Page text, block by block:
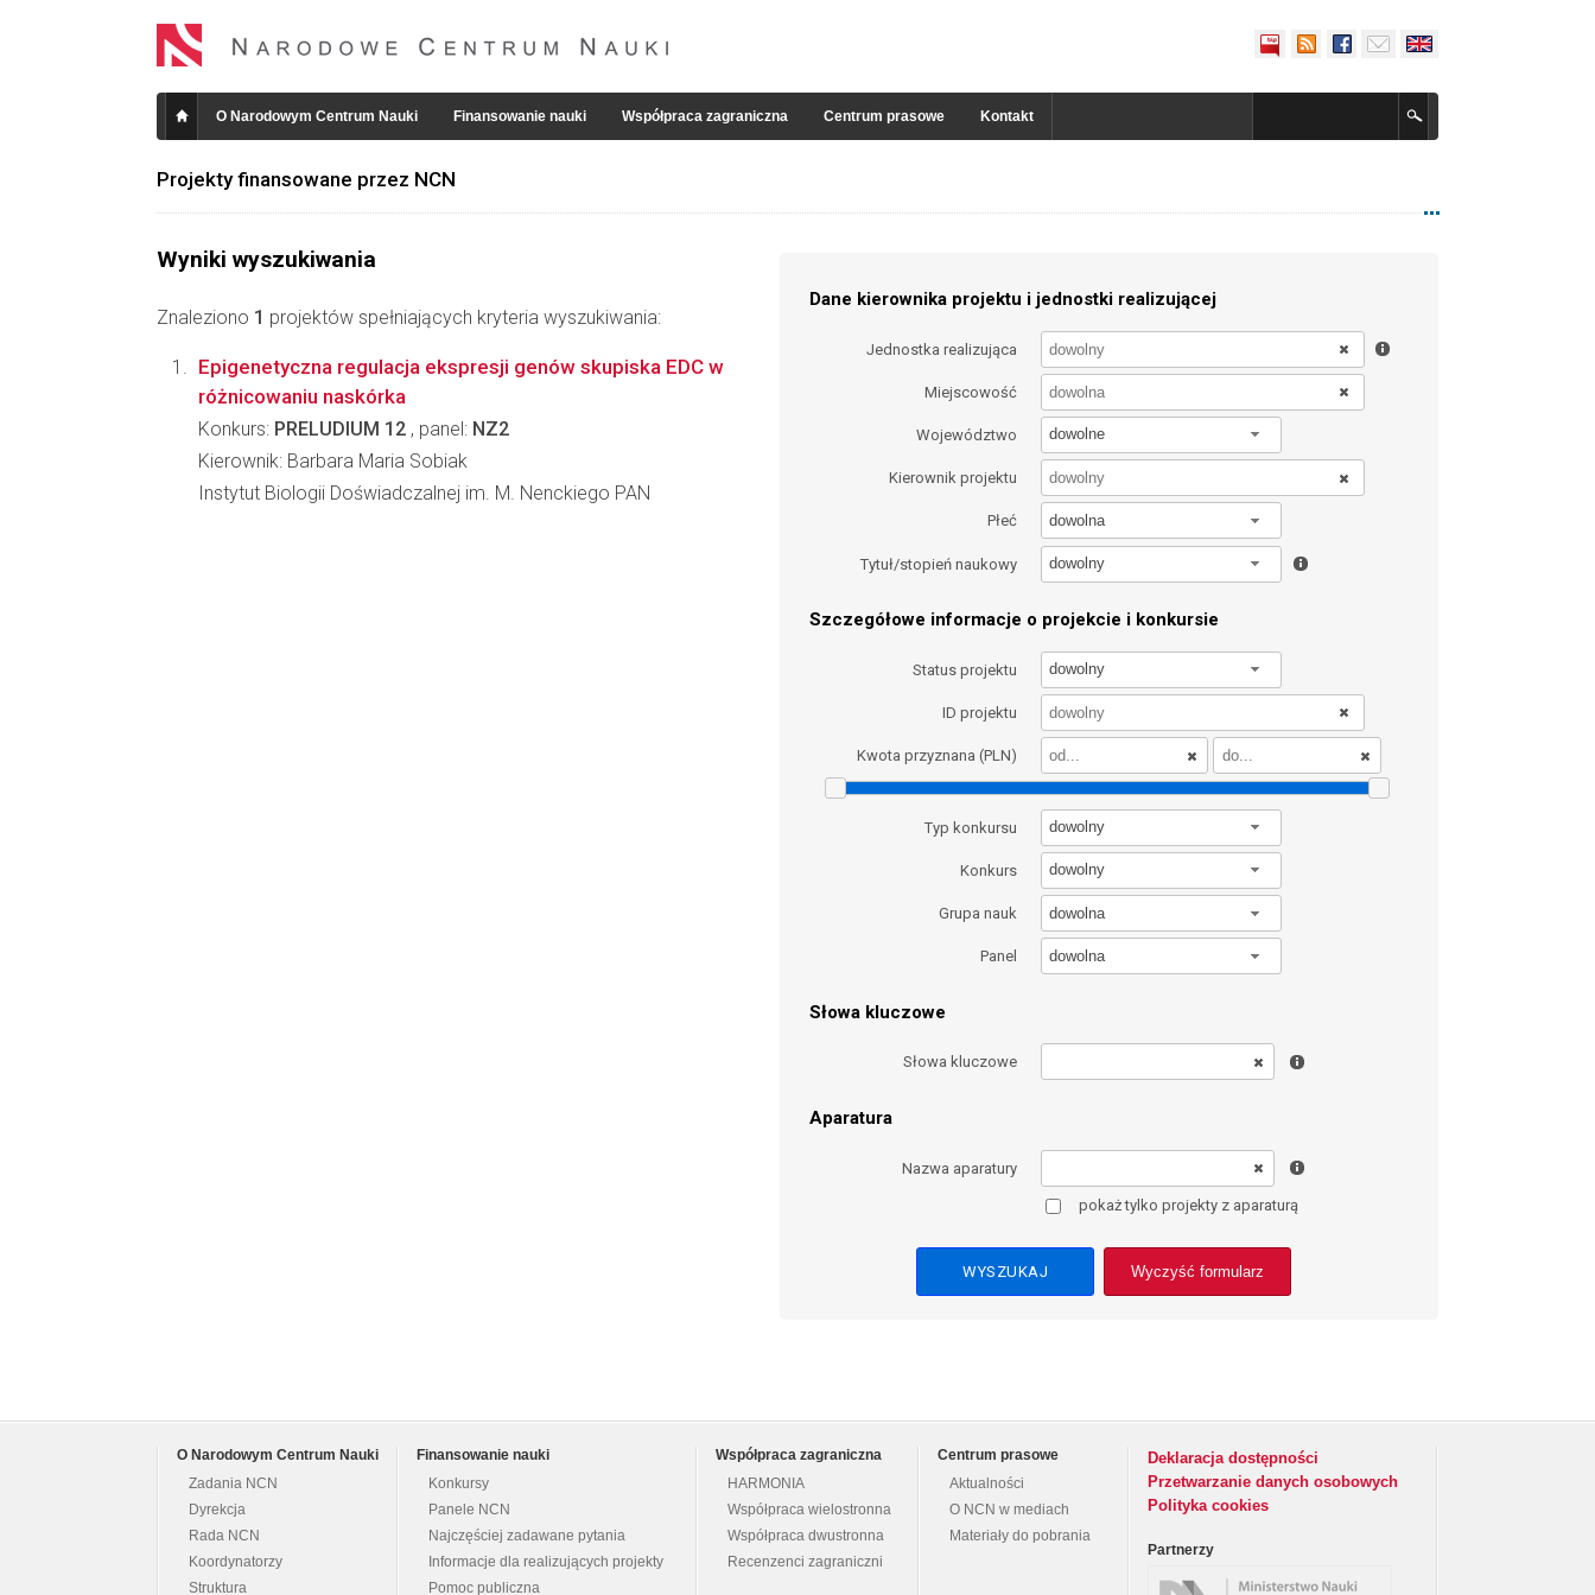
O Narodowym Centrum Nauki Finansowanie nauki Współpraca zagraniczna Centrum prasowe Kontakt
Projekty finansowane przez NCN
Wyniki wyszukiwania
Znaleziono 1 projektów spełniających kryteria wyszukiwania:
Dane kierownika projektu i jednostki realizującej
Jednostka realizująca
Miejscowość
Województwo dowolne
Kierownik projektu
Płeć dowolna
Tytuł/stopień naukowy dowolny
Szczegółowe informacje o projekcie i konkursie
Status projektu dowolny
ID projektu
Kwota przyznana (PLN)
Typ konkursu dowolny
Konkurs dowolny
Grupa nauk dowolna
Panel dowolna
Słowa kluczowe
Słowa kluczowe
Aparatura
Nazwa aparatury
pokaż tylko projekty z aparaturą
Wyczyść formularz
Epigenetyczna regulacja ekspresji genów skupiska EDC w
różnicowaniu naskórka
Konkurs: PRELUDIUM 12 , panel: NZ2
Kierownik: Barbara Maria Sobiak
Instytut Biologii Doświadczalnej im. M. Nenckiego PAN
O Narodowym Centrum Nauki
Zadania NCN
Dyrekcja
Rada NCN
Koordynatorzy
Struktura
Finansowanie nauki
Konkursy
Panele NCN
Najczęściej zadawane pytania
Informacje dla realizujących projekty
Pomoc publiczna
Współpraca zagraniczna
HARMONIA
Współpraca wielostronna
Współpraca dwustronna
Recenzenci zagraniczni
Centrum prasowe
Aktualności
O NCN w mediach
Materiały do pobrania
Deklaracja dostępności
Przetwarzanie danych osobowych
Polityka cookies
Partnerzy